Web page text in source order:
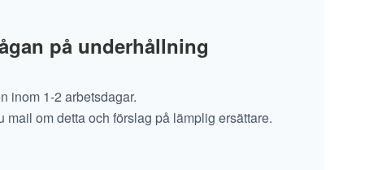
på underhållning
inom 1-2 arbetsdagar.
mail om detta och förslag på lämplig ersättare.